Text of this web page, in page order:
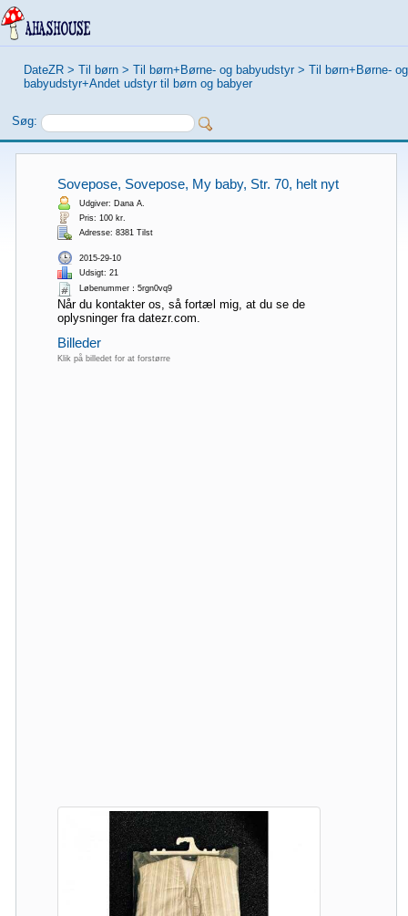
DateZR > Til børn > Til børn+Børne- og babyudstyr > Til børn+Børne- og
babyudstyr+Andet udstyr til børn og babyer
Søg:
Sovepose, Sovepose, My baby, Str. 70, helt nyt
Udgiver: Dana A.
Pris: 100 kr.
Adresse: 8381 Tilst
2015-29-10
Udsigt: 21
Løbenummer：5rgn0vq9
Når du kontakter os, så fortæl mig, at du se de
oplysninger fra datezr.com.
Billeder
Klik på billedet for at forstørre